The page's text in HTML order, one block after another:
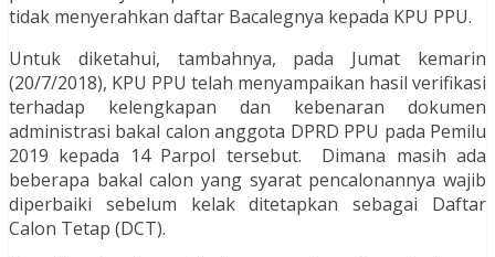
tidak menyerahkan daftar Bacalegnya kepada KPU PPU.
Untuk diketahui, tambahnya, pada Jumat kemarin
(20/7/2018), KPU PPU telah menyampaikan hasil verifikasi
terhadap kelengkapan dan kebenaran dokumen
administrasi bakal calon anggota DPRD PPU pada Pemilu
2019 kepada 14 Parpol tersebut. Dimana masih ada
beberapa bakal calon yang syarat pencalonannya wajib
diperbaiki sebelum kelak ditetapkan sebagai Daftar
Calon Tetap (DCT).